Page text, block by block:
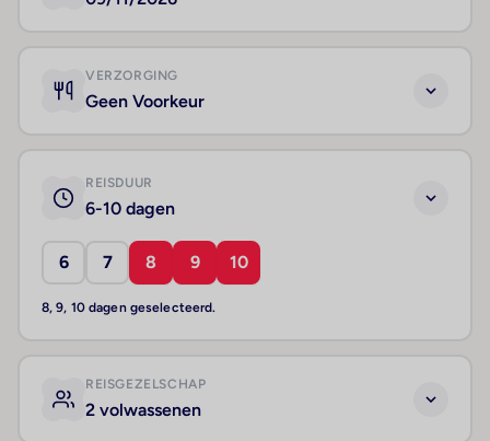
VERZORGING
Geen Voorkeur
REISDUUR
6-10 dagen
6 7 8 9 10
8, 9, 10 dagen geselecteerd.
REISGEZELSCHAP
2 volwassenen